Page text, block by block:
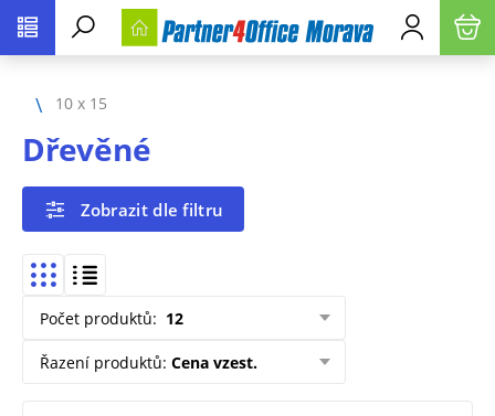
10 x 15
Dřevěné
Zobrazit dle filtru
Počet produktů: 12
Řazení produktů: Cena vzest.